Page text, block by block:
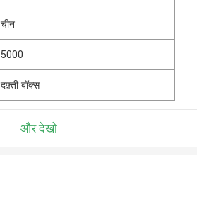
चीन
5000
दफ़्ती बॉक्स
और देखो